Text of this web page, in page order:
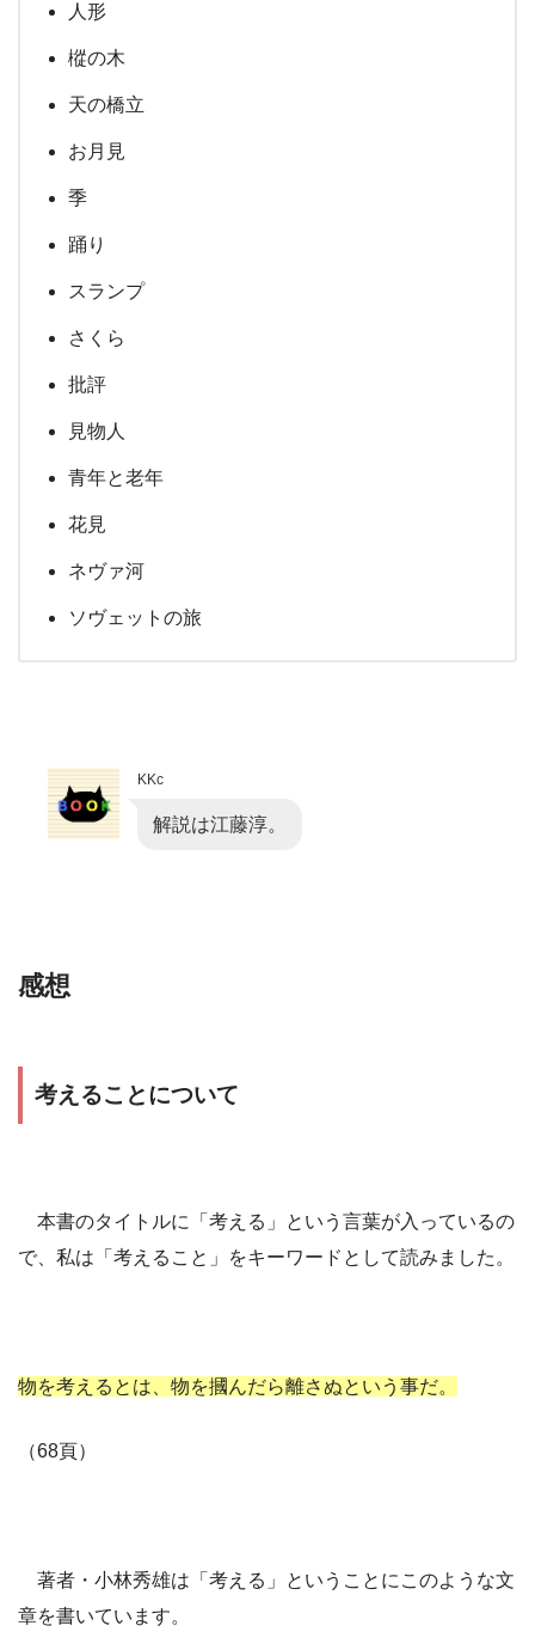
人形
樅の木
天の橋立
お月見
季
踊り
スランプ
さくら
批評
見物人
青年と老年
花見
ネヴァ河
ソヴェットの旅
KKc
解説は江藤淳。
感想
考えることについて
本書のタイトルに「考える」という言葉が入っているの
で、私は「考えること」をキーワードとして読みました。
物を考えるとは、物を摑んだら離さぬという事だ。
（68頁）
著者・小林秀雄は「考える」ということにこのような文
章を書いています。